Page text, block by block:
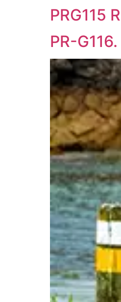
PRG115
PR-